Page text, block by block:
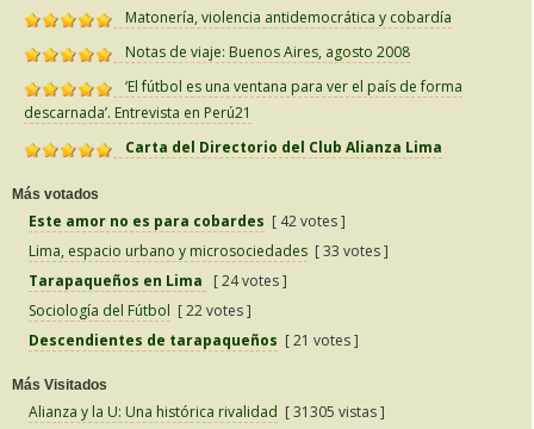
Matonería, violencia antidemocrática y cobardía
Notas de viaje: Buenos Aires, agosto 2008
‘El fútbol es una ventana para ver el país de forma
descarnada’. Entrevista en Perú21
Carta del Directorio del Club Alianza Lima
Más votados
Este amor no es para cobardes [ 42 votes ]
Lima, espacio urbano y microsociedades [ 33 votes ]
Tarapaqueños en Lima
[ 24 votes ]
Sociología del Fútbol [ 22 votes ]
Descendientes de tarapaqueños [ 21 votes ]
Más Visitados
Alianza y la U: Una histórica rivalidad [ 31305 vistas ]